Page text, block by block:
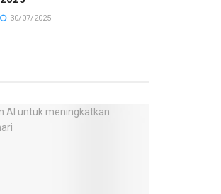
30/07/2025